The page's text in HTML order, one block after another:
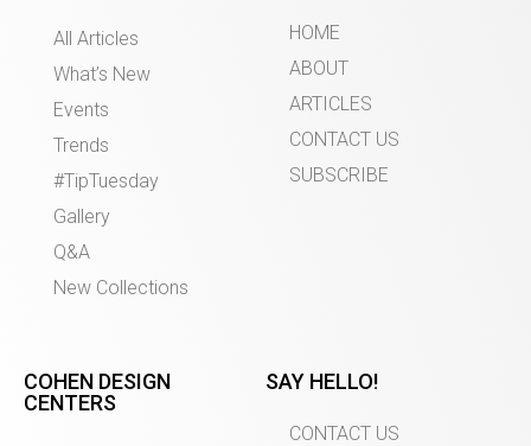
All Articles
What’s New
Events
Trends
#TipTuesday
Gallery
Q&A
New Collections
HOME
ABOUT
ARTICLES
CONTACT US
SUBSCRIBE
COHEN DESIGN
CENTERS
SAY HELLO!
CONTACT US